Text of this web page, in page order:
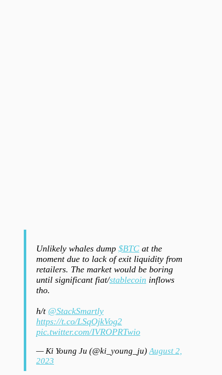
Unlikely whales dump $BTC at the
moment due to lack of exit liquidity from
retailers. The market would be boring
until significant fiat/stablecoin inflows
tho.
h/t @StackSmartly
https://t.co/LSqOjkVog2
pic.twitter.com/IVROPRTwio
— Ki Young Ju (@ki_young_ju)August 2,
2023